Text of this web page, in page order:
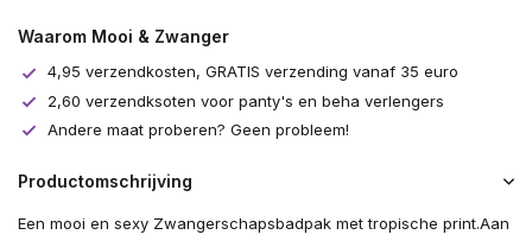
Waarom Mooi & Zwanger
4,95 verzendkosten, GRATIS verzending vanaf 35 euro
2,60 verzendksoten voor panty's en beha verlengers
Andere maat proberen? Geen probleem!
Productomschrijving
Een mooi en sexy Zwangerschapsbadpak met tropische print.Aan